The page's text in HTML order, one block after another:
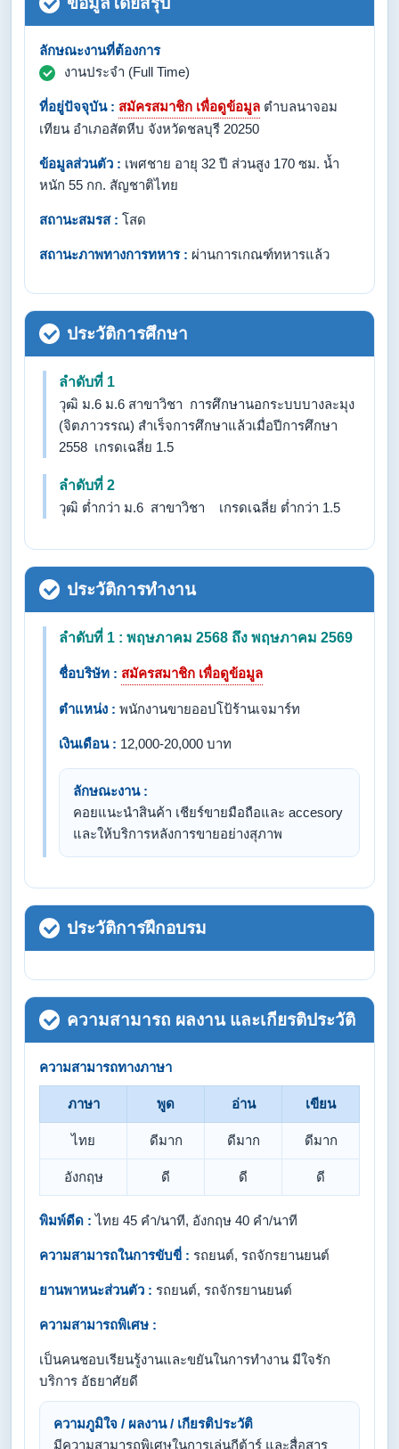
ลักษณะงานที่ต้องการ
งานประจำ (Full Time)
ที่อยู่ปัจจุบัน : สมัครสมาชิก เพื่อดูข้อมูล ตำบลนาจอม
เทียน อำเภอสัตหีบ จังหวัดชลบุรี 20250
ข้อมูลส่วนตัว : เพศชาย อายุ 32 ปี ส่วนสูง 170 ซม. น้ำ
หนัก 55 กก. สัญชาติไทย
สถานะสมรส : โสด
สถานะภาพทางการทหาร : ผ่านการเกณฑ์ทหารแล้ว
ประวัติการศึกษา
ลำดับที่ 1
วุฒิ ม.6 ม.6 สาขาวิชา การศึกษานอกระบบบางละมุง
(จิตภาวรรณ) สำเร็จการศึกษาแล้วเมื่อปีการศึกษา
2558 เกรดเฉลี่ย 1.5
ลำดับที่ 2
วุฒิ ต่ำกว่า ม.6 สาขาวิชา เกรดเฉลี่ย ต่ำกว่า 1.5
ประวัติการทำงาน
ลำดับที่ 1 : พฤษภาคม 2568 ถึง พฤษภาคม 2569
ชื่อบริษัท : สมัครสมาชิก เพื่อดูข้อมูล
ตำแหน่ง : พนักงานขายออปโป้ร้านเจมาร์ท
เงินเดือน : 12,000-20,000 บาท
ลักษณะงาน :
คอยแนะนำสินค้า เชียร์ขายมือถือและ accesory
และให้บริการหลังการขายอย่างสุภาพ
ประวัติการฝึกอบรม
ความสามารถ ผลงาน และเกียรติประวัติ
ความสามารถทางภาษา
ภาษา พูด อ่าน เขียน
ไทย ดีมาก ดีมาก ดีมาก
อังกฤษ ดี ดี ดี
พิมพ์ดีด : ไทย 45 คำ/นาที, อังกฤษ 40 คำ/นาที
ความสามารถในการขับขี่ : รถยนต์, รถจักรยานยนต์
ยานพาหนะส่วนตัว : รถยนต์, รถจักรยานยนต์
ความสามารถพิเศษ :
เป็นคนชอบเรียนรู้งานและขยันในการทำงาน มีใจรัก
บริการ อัธยาศัยดี
ความภูมิใจ / ผลงาน / เกียรติประวัติ
มีความสามารถพิเศษในการเล่นกีต้าร์ และสื่อสาร